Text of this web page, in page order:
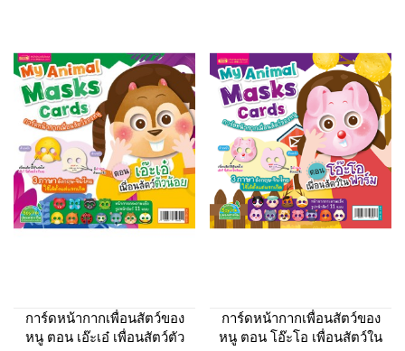
การ์ดหน้ากากเพื่อนสัตว์ของ
หนู ตอน เอ๊ะเอ๋ เพื่อนสัตว์ตัว
การ์ดหน้ากากเพื่อนสัตว์ของ
หนู ตอน โอ๊ะโอ เพื่อนสัตว์ใน